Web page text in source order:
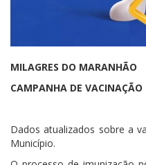
MILAGRES DO MARANHÃO
CAMPANHA DE
Dados atualizados sobre a
Município.